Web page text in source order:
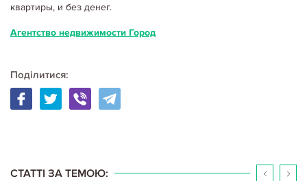
квартиры, и без денег.
Агентство недвижимости Город
Поділитися:
СТАТТІ ЗА ТЕМОЮ:
06.05.2020
АРЕНДА И ПРОДАЖА НЕДВИЖИМОСТИ. НОВЫЕ ПРАВИЛА
Детальніше...